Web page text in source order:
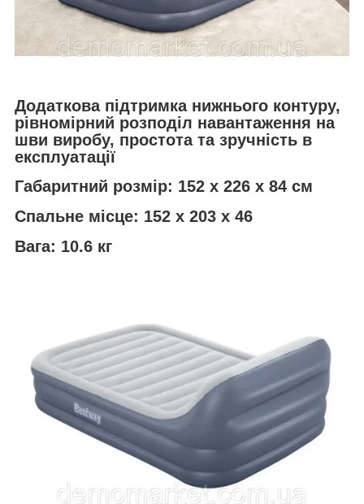
Додаткова підтримка нижнього контуру,
рівномірний розподіл навантаження на
шви виробу, простота та зручність в
експлуатації
Габаритний розмір: 152 х 226 х 84 см
Спальне місце: 152 х 203 х 46
Вага: 10.6 кг